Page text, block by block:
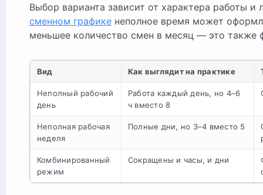
Выбор варианта зависит от характера работы и
сменном графикенеполное время может
меньшее количество смен в месяц — это также
Вид Как выглядит на практике
Неполный рабочий
день
Работа каждый день, но 4–6
ч вместо 8
Неполная рабочая
неделя
Полные дни, но 3–4 вместо 5
Комбинированный
режим
Сокращены и часы, и дни